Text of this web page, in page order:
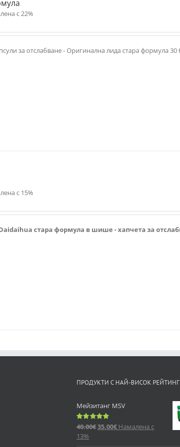
с 22%
за отслабване - Оригинална лида стара формула 30
с 15%
стара формула в шише - хапчета за
ПРОДУКТИ С НАЙ-ВИСОК РЕЙТИНГ
Мейзитанг MSV
Оценено
от 5
40.00€35.00€ Намалена с
13%